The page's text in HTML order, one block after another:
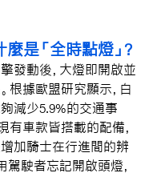
是「全時點燈」?
發動後，大燈即開啟並
根據歐盟研究顯示，白
減少5.9%的交通事
有車款皆搭載的配備，
加騎士在行進間的辨
駕駛者忘記開啟頭燈，